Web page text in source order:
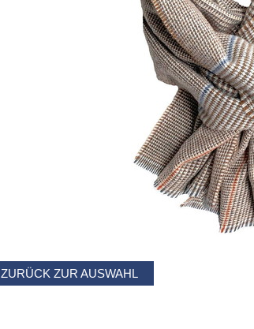
ZURÜCK ZUR AUSWAHL